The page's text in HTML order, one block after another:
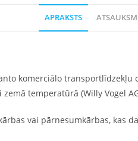
APRAKSTS
komerciālo
temperatūrā (Willy Vogel
vai pārnesumkārbas, kas